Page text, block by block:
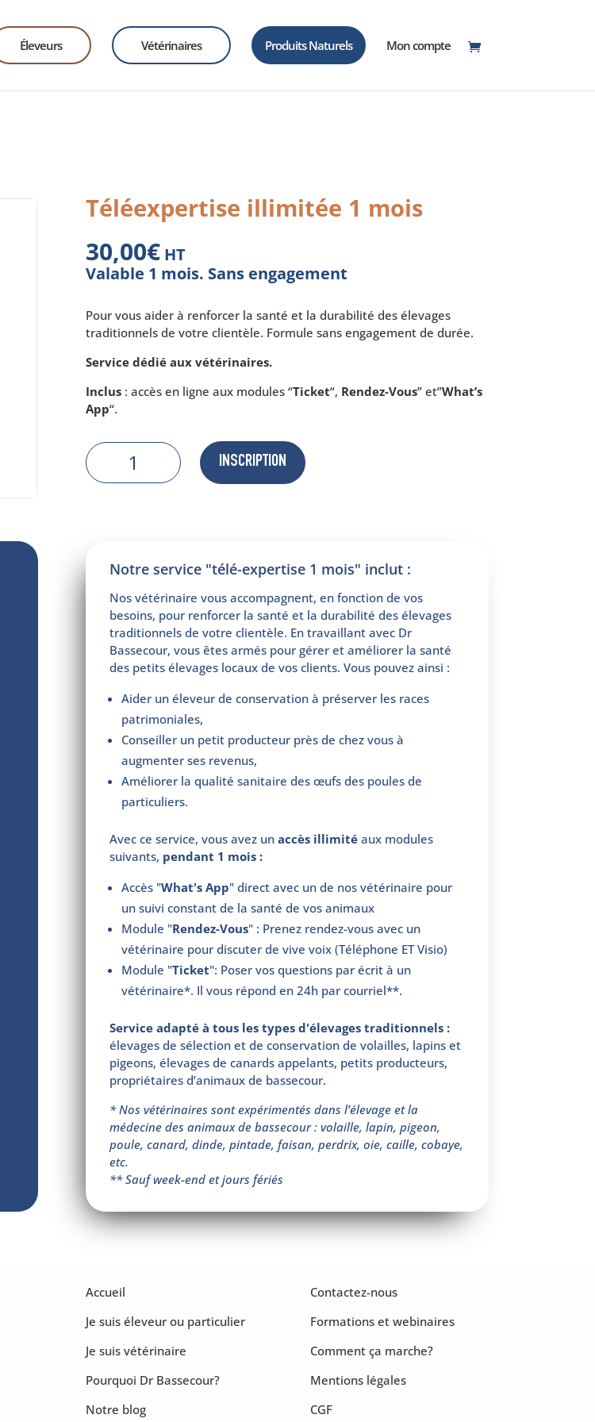
Éleveurs Vétérinaires Produits Naturels Mon compte
Téléexpertise illimitée 1 mois
30,00€ HT
Valable 1 mois. Sans engagement
Pour vous aider à renforcer la santé et la durabilité des élevages
traditionnels de votre clientèle. Formule sans engagement de durée.
Service dédié aux vétérinaires.
Inclus: accès en ligne aux modules “Ticket“, Rendez-Vous” et”What’s
App“.
quantité
de
Téléexpertise
INSCRIPTION
Notre service "télé-expertise 1 mois" inclut :
Nos vétérinaire vous accompagnent, en fonction de vos
besoins, pour renforcer la santé et la durabilité des élevages
traditionnels de votre clientèle. En travaillant avec Dr
Bassecour, vous êtes armés pour gérer et améliorer la santé
des petits élevages locaux de vos clients. Vous pouvez ainsi :
Aider un éleveur de conservation à préserver les races
patrimoniales,
Conseiller un petit producteur près de chez vous à
augmenter ses revenus,
Améliorer la qualité sanitaire des œufs des poules de
particuliers.
Avec ce service, vous avez un accès illimité aux modules
suivants, pendant 1 mois :
Accès "What's App" direct avec un de nos vétérinaire pour
un suivi constant de la santé de vos animaux
Module "Rendez-Vous" : Prenez rendez-vous avec un
vétérinaire pour discuter de vive voix (Téléphone ET Visio)
Module "Ticket": Poser vos questions par écrit à un
vétérinaire*. Il vous répond en 24h par courriel**.
Service adapté à tous les types d'élevages traditionnels :
élevages de sélection et de conservation de volailles, lapins et
pigeons, élevages de canards appelants, petits producteurs,
propriétaires d’animaux de bassecour.
* Nos vétérinaires sont expérimentés dans l’élevage et la
médecine des animaux de bassecour : volaille, lapin, pigeon,
poule, canard, dinde, pintade, faisan, perdrix, oie, caille, cobaye,
etc.
** Sauf week-end et jours fériés
Accueil
Je suis éleveur ou particulier
Je suis vétérinaire
Pourquoi Dr Bassecour?
Notre blog
Contactez-nous
Formations et webinaires
Comment ça marche?
Mentions légales
CGF